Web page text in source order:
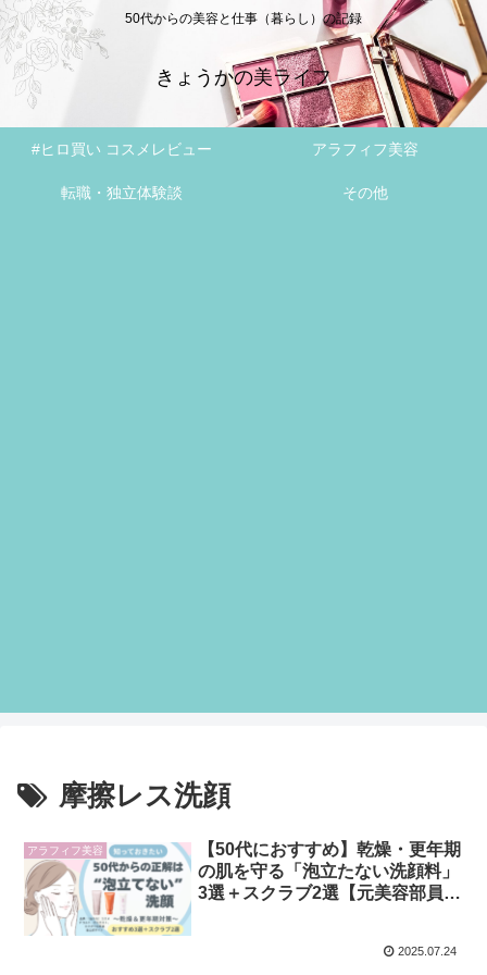
50代からの美容と仕事（暮らし）の記録
きょうかの美ライフ
#ヒロ買い コスメレビュー アラフィフ美容
転職・独立体験談 その他
摩擦レス洗顔
アラフィフ美容
【50代におすすめ】乾燥・更年期
の肌を守る「泡立たない洗顔料」
3選＋スクラブ2選【元美容部員が
2025.07.24